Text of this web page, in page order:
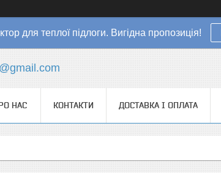
для теплої підлоги. Вигідна пропозиція!
НАС КОНТАКТИ ДОСТАВКА І ОПЛАТА